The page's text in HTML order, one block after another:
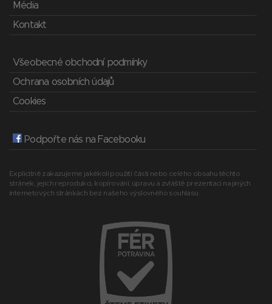
Média
Kontakt
Všeobecné obchodní podmínky
Ochrana osobních údajů
Cookies
Podpořte nás na Facebooku
Explicitně zakazujeme jakékoli použití části nebo celého obsahu těchto
stránek, jejich reprodukci, kopírování, úpravu a zvláště prezentaci na jiných
internetových stránkách bez našeho výslovného souhlasu.